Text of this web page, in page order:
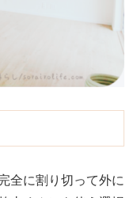
全に割り切って外に